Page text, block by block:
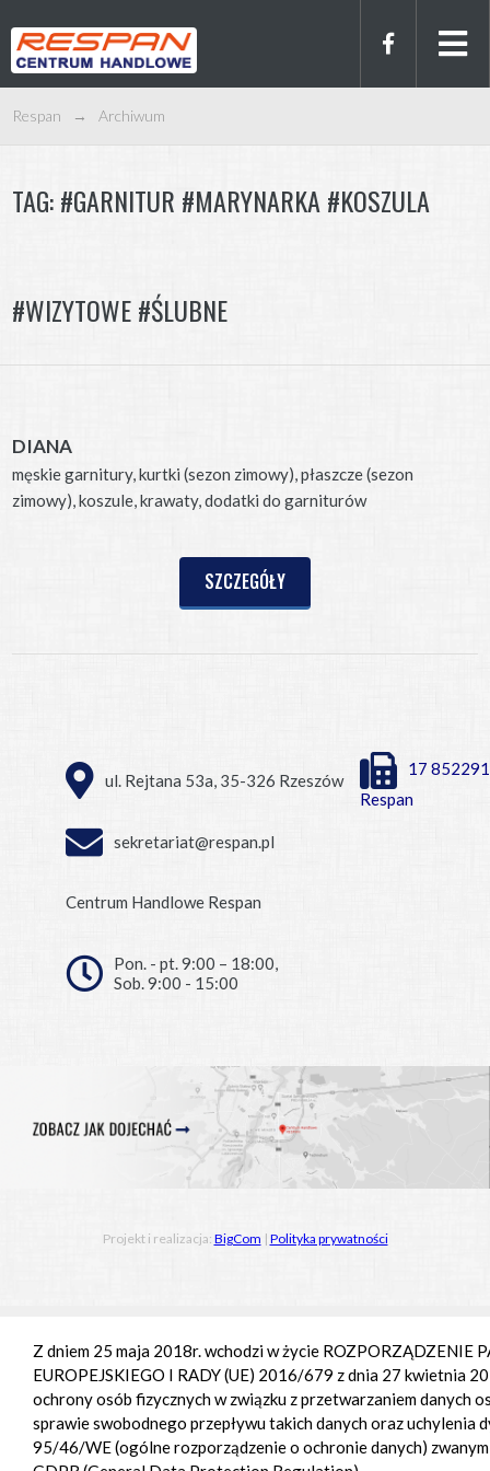
Respan → Archiwum
TAG:#GARNITUR #MARYNARKA #KOSZULA
#WIZYTOWE #ŚLUBNE
DIANA
męskie garnitury, kurtki (sezon zimowy), płaszcze (sezon
zimowy), koszule, krawaty, dodatki do garniturów
SZCZEGÓŁY
ul. Rejtana 53a, 35-326 Rzeszów
17
Respan
sekretariat@respan.pl
Centrum Handlowe Respan
Pon. - pt. 9:00 – 18:00,
Sob. 9:00 - 15:00
Projekt i realizacja: BigCom | Polityka prywatności
Z dniem 25 maja 2018r. wchodzi w życie ROZPORZĄDZENIE
EUROPEJSKIEGO I RADY (UE) 2016/679 z dnia 27 kwietnia
ochrony osób fizycznych w związku z przetwarzaniem danych
sprawie swobodnego przepływu takich danych oraz uchylenia
95/46/WE (ogólne rozporządzenie o ochronie danych)